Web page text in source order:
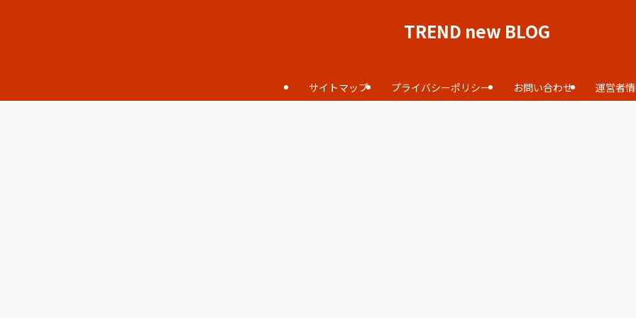
TREND new BLOG
サイトマップ プライバシーポリシー お問い合わせ 運営者